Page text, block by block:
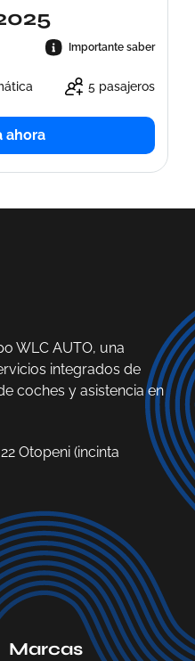
Importante saber
5 pasajeros
ahora
WLC AUTO, una
integrados de
coches y asistencia en
Otopeni (incinta
Marcas